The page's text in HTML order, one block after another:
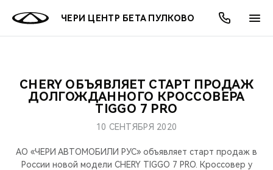
ЧЕРИ ЦЕНТР БЕТА ПУЛКОВО
МОДЕЛИ
ПОКУПАТЕЛЯМ
КРЕДИТ И СТРАХОВАНИЕ
ВЛАДЕЛЬЦАМ
ЗАПЧАСТИ И АКСЕССУАРЫ
МИР CHERY
О БРЕНДЕ
АКЦИИ
ОНЛАЙН СЕРВИСЫ
КРЕДИТ
О КОМПАНИИ
МЫ В СОЦСЕТЯХ
CHERY ОБЪЯВЛЯЕТ СТАРТ ПРОДАЖ
ДОЛГОЖДАННОГО КРОССОВЕРА
TIGGO 7 PRO
10 СЕНТЯБРЯ 2020
АО «ЧЕРИ АВТОМОБИЛИ РУС» объявляет старт продаж в
России новой модели CHERY TIGGO 7 PRO. Кроссовер у